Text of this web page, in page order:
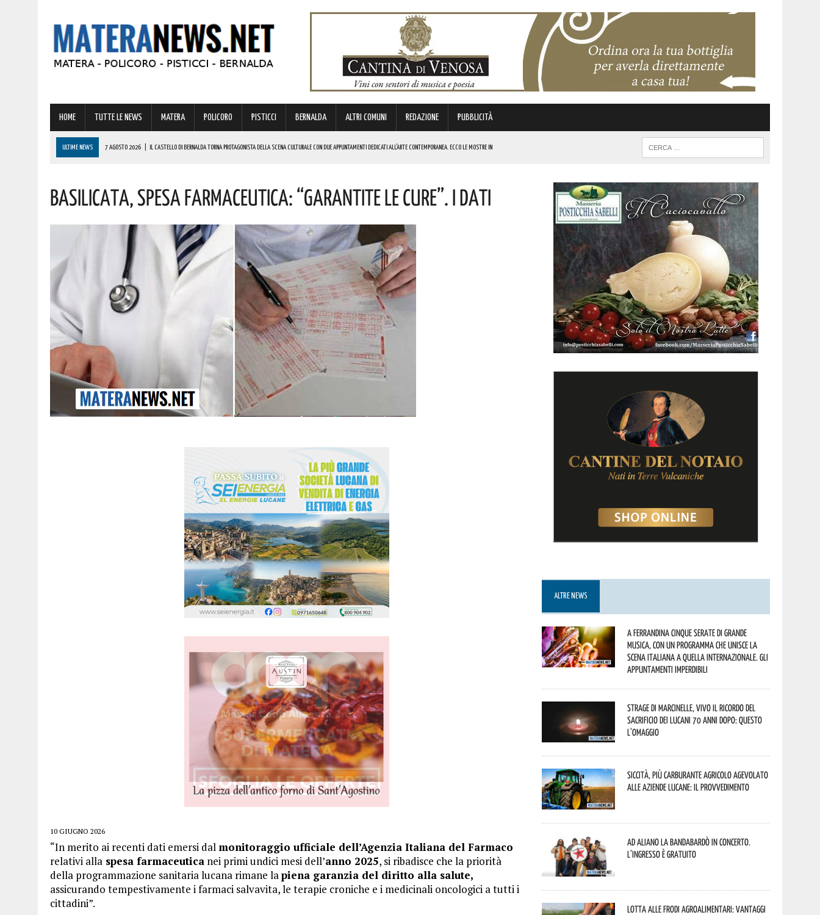
HOME TUTTE LE NEWS MATERA POLICORO PISTICCI BERNALDA ALTRI COMUNI REDAZIONE PUBBLICITÀ
ULTIME NEWS 7 AGOSTO 2026 IL CASTELLO DI BERNALDA TORNA PROTAGONISTA DELLA SCENA CULTURALE CON DUE APPUNTAMENTI DEDICATI ALL’ARTE CONTEMPORANEA. ECCO LE MOSTRE IN
A FERRANDINA LORENA, DIPLOMATASI CON IL MASSIMO DEI VOTI, RICEVE UNA BORSA DI STUDIO DEL VALORE DI 800 EURO! COMPLIMENTI
7 AGOSTO 2026 | A GRASSANO FERVONO I PREPARATIVI PER LA RIEVOCAZIONE STORICA “I CAVALIERI DI MALTA”. ECCO IL PROGRAMMA
BERNALDA: IL SUGGESTIVO SCENARIO DELLE TAVOLE PALATINE FARÀ DA CORNICE ALLO SPETTACOLO DI ROSMY, UN EMOZIONANTE VIAGGIO TRA MUSICA E PAROLE. I DETTAGLI
BENZINA ANNACQUATA E GASOLIO SPORCO, UN IMPIANTO SU CINQUE NON È IN REGOLA: “IL PROBLEMA RIGUARDA L’INTERO TERRITORIO NAZIONALE”! I DETTAGLI
Basilicata, Spesa Farmaceutica: “Garantite Le Cure”. I Dati
10 GIUGNO 2026
“In merito ai recenti dati emersi dal monitoraggio ufficiale dell’Agenzia Italiana del Farmaco
relativi alla spesa farmaceutica nei primi undici mesi dell’anno 2025, si ribadisce che la priorità
della programmazione sanitaria lucana rimane lapiena garanzia del diritto alla salute,
assicurando tempestivamente i farmaci salvavita, le terapie croniche e i medicinali oncologici a tutti i
cittadini”.
ALTRE NEWS
A Ferrandina cinque serate di grande
musica, con un programma che unisce la
scena italiana a quella internazionale. Gli
appuntamenti imperdibili
Strage di Marcinelle, vivo il ricordo del
sacrificio dei lucani 70 anni dopo: questo
l’omaggio
Siccità, più carburante agricolo agevolato
alle aziende lucane: il provvedimento
Ad Aliano la Bandabardò in concerto.
L’ingresso è gratuito
Lotta alle frodi agroalimentari: vantaggi